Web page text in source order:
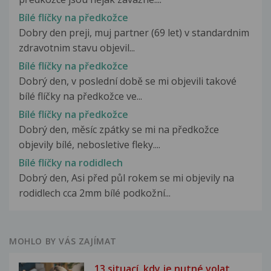
Bílé flíčky na předkožce
Dobry den preji, muj partner (69 let) v standardnim
zdravotnim stavu objevil...
Bílé flíčky na předkožce
Dobrý den, v poslední době se mi objevili takové
bílé flíčky na předkožce ve...
Bílé flíčky na předkožce
Dobrý den, měsíc zpátky se mi na předkožce
objevily bílé, nebosletive fleky....
Bílé flíčky na rodidlech
Dobrý den, Asi před půl rokem se mi objevily na
rodidlech cca 2mm bílé podkožní...
MOHLO BY VÁS ZAJÍMAT